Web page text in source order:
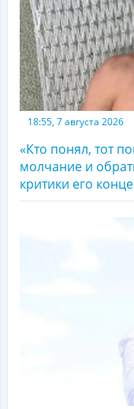
18:55, 7 августа 2026
«Кто понял, тот
молчание и
критики его